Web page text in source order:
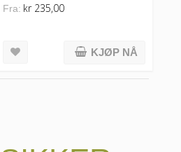
Fra: kr 235,00
KJØP NÅ